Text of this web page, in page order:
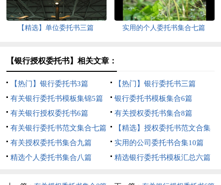
【精选】单位委托书三篇 实用的个人委托书集合七篇
【银行授权委托书】相关文章：
【热门】银行委托书3篇
【热门】银行委托书三篇
有关银行委托书模板集锦5篇
银行委托书模板集合6篇
有关银行授权委托书6篇
有关授权委托书集合8篇
有关银行委托书范文集合七篇
【精选】授权委托书范文合集
5篇
有关授权委托书集合九篇
实用的公司委托书合集10篇
精选个人委托书集合八篇
精选银行委托书模板汇总六篇